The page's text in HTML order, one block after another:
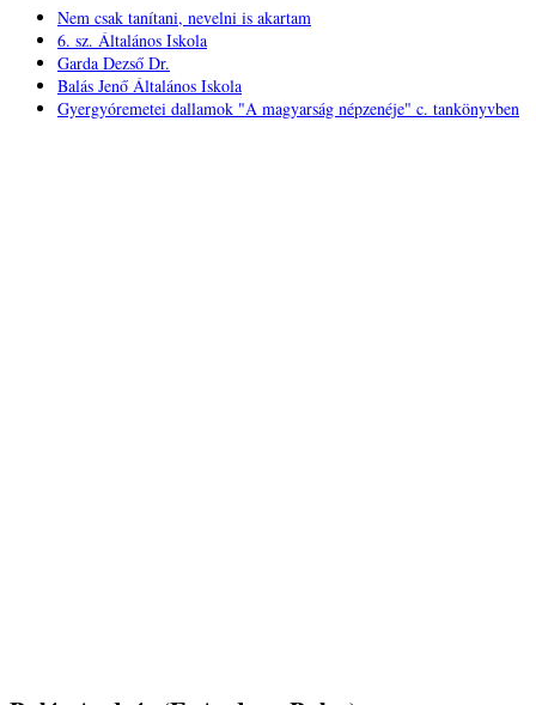
Nem csak tanítani, nevelni is akartam
6. sz. Általános Iskola
Garda Dezső Dr.
Balás Jenő Általános Iskola
Gyergyóremetei dallamok "A magyarság népzenéje" c. tankönyvben